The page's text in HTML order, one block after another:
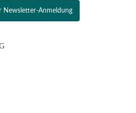
Newsletter-Anmeldung